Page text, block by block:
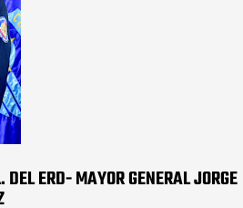
ERD- MAYOR GENERAL JORGE